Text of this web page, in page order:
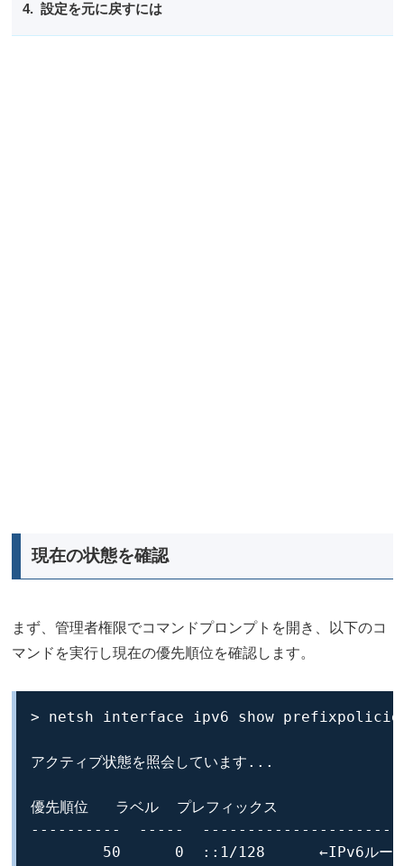
設定を元に戻すには
現在の状態を確認
まず、管理者権限でコマンドプロンプトを開き、以下のコ
マンドを実行し現在の優先順位を確認します。
> netsh interface ipv6 show
アクティブ状態を照会しています...
優先順位   ラベル  プレフィックス
----------  -----
50      0  ::1/128      ←IPv6ループ